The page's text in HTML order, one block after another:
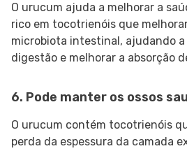
O urucum ajuda a melhorar a
rico em tocotrienóis que
microbiota intestinal, ajudando a
digestão e melhorar a absorção
6. Pode manter os ossos
O urucum contém tocotrienóis
perda da espessura da camada